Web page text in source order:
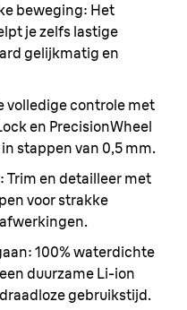
beweging: Het
je zelfs lastige
gelijkmatig en
volledige controle met
en PrecisionWheel
stappen van 0,5 mm.
Trim en detailleer met
voor strakke
100% waterdichte
duurzame Li-ion
gebruikstijd.